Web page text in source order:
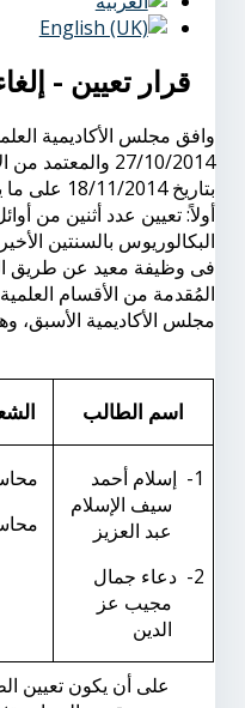
قرار تعيين -
27/10/2014
بتاريخ 18/11/2014 على ما يلى:
أولاً: تعيين عدد أثنين من
فى وظيفة معيد عن طريق
المُقدمة من الأقسام
مجلس الأكاديمية الأسبق،
اسم الطالب
1-
إسلام أحمد
سيف الإسلام
عبد العزيز
2-
دعاء جمال
مجيب عز
الدين
على أن يكون تعيين